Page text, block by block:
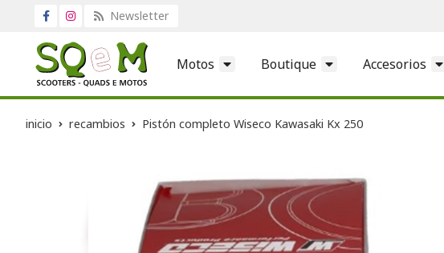
Newsletter
Motos Boutique Accesorios
inicio recambios Pistón completo Wiseco Kawasaki Kx 250